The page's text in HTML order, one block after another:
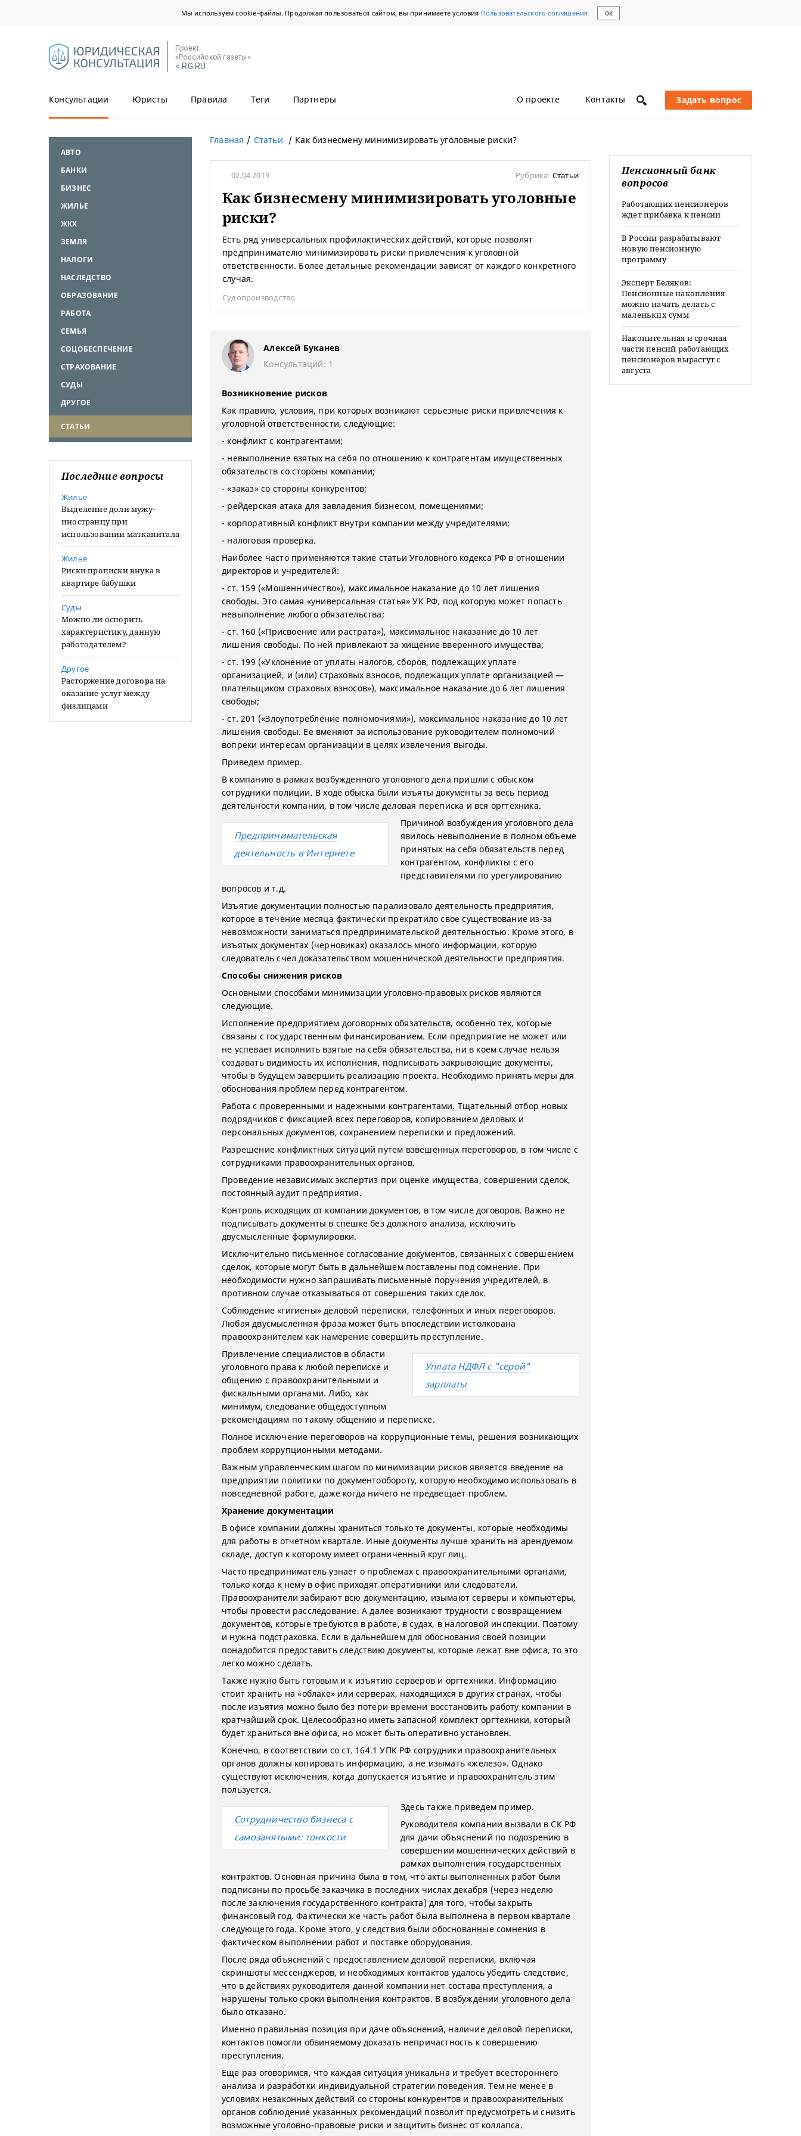
Мы используем cookie-файлы. Продолжая пользоваться сайтом, вы принимаете условия Пользовательского соглашения ОК
Проект
«Российской газеты»
< RG.RU
Консультации Юристы Правила Теги Партнеры О проекте Контакты Задать вопрос
АВТО
БАНКИ
БИЗНЕС
ЖИЛЬЕ
ЖКХ
ЗЕМЛЯ
НАЛОГИ
НАСЛЕДСТВО
ОБРАЗОВАНИЕ
РАБОТА
СЕМЬЯ
СОЦОБЕСПЕЧЕНИЕ
СТРАХОВАНИЕ
СУДЫ
ДРУГОЕ
СТАТЬИ
Последние вопросы
Жилье
Выделение доли мужу-
иностранцу при
использовании маткапитала
Жилье
Риски прописки внука в
квартире бабушки
Суды
Можно ли оспорить
характеристику, данную
работодателем?
Другое
Расторжение договора на
оказание услуг между
физлицами
Главная Статьи Как бизнесмену минимизировать уголовные риски?
02.04.2019 Рубрика: Статьи
Как бизнесмену минимизировать уголовные
риски?
Есть ряд универсальных профилактических действий, которые позволят
предпринимателю минимизировать риски привлечения к уголовной
ответственности. Более детальные рекомендации зависят от каждого конкретного
случая.
Судопроизводство
Алексей Буканев
Консультаций: 1
Возникновение рисков
Как правило, условия, при которых возникают серьезные риски привлечения к
уголовной ответственности, следующие:
- конфликт с контрагентами;
- невыполнение взятых на себя по отношению к контрагентам имущественных
обязательств со стороны компании;
- «заказ» со стороны конкурентов;
- рейдерская атака для завладения бизнесом, помещениями;
- корпоративный конфликт внутри компании между учредителями;
- налоговая проверка.
Наиболее часто применяются такие статьи Уголовного кодекса РФ в отношении
директоров и учредителей:
- ст. 159 («Мошенничество»), максимальное наказание до 10 лет лишения
свободы. Это самая «универсальная статья» УК РФ, под которую может попасть
невыполнение любого обязательства;
- ст. 160 («Присвоение или растрата»), максимальное наказание до 10 лет
лишения свободы. По ней привлекают за хищение вверенного имущества;
- ст. 199 («Уклонение от уплаты налогов, сборов, подлежащих уплате
организацией, и (или) страховых взносов, подлежащих уплате организацией —
плательщиком страховых взносов»), максимальное наказание до 6 лет лишения
свободы;
- ст. 201 («Злоупотребление полномочиями»), максимальное наказание до 10 лет
лишения свободы. Ее вменяют за использование руководителем полномочий
вопреки интересам организации в целях извлечения выгоды.
Приведем пример.
В компанию в рамках возбужденного уголовного дела пришли с обыском
сотрудники полиции. В ходе обыска были изъяты документы за весь период
деятельности компании, в том числе деловая переписка и вся оргтехника.
Предпринимательская
деятельность в Интернете
Причиной возбуждения уголовного дела
явилось невыполнение в полном объеме
принятых на себя обязательств перед
контрагентом, конфликты с его
представителями по урегулированию
вопросов и т.д.
Изъятие документации полностью парализовало деятельность предприятия,
которое в течение месяца фактически прекратило свое существование из-за
невозможности заниматься предпринимательской деятельностью. Кроме этого, в
изъятых документах (черновиках) оказалось много информации, которую
следователь счел доказательством мошеннической деятельности предприятия.
Способы снижения рисков
Основными способами минимизации уголовно-правовых рисков являются
следующие.
Исполнение предприятием договорных обязательств, особенно тех, которые
связаны с государственным финансированием. Если предприятие не может или
не успевает исполнить взятые на себя обязательства, ни в коем случае нельзя
создавать видимость их исполнения, подписывать закрывающие документы,
чтобы в будущем завершить реализацию проекта. Необходимо принять меры для
обоснования проблем перед контрагентом.
Работа с проверенными и надежными контрагентами. Тщательный отбор новых
подрядчиков с фиксацией всех переговоров, копированием деловых и
персональных документов, сохранением переписки и предложений.
Разрешение конфликтных ситуаций путем взвешенных переговоров, в том числе с
сотрудниками правоохранительных органов.
Проведение независимых экспертиз при оценке имущества, совершении сделок,
постоянный аудит предприятия.
Контроль исходящих от компании документов, в том числе договоров. Важно не
подписывать документы в спешке без должного анализа, исключить
двусмысленные формулировки.
Исключительно письменное согласование документов, связанных с совершением
сделок, которые могут быть в дальнейшем поставлены под сомнение. При
необходимости нужно запрашивать письменные поручения учредителей, в
противном случае отказываться от совершения таких сделок.
Соблюдение «гигиены» деловой переписки, телефонных и иных переговоров.
Любая двусмысленная фраза может быть впоследствии истолкована
правоохранителем как намерение совершить преступление.
Уплата НДФЛ с "серой"
зарплаты
Привлечение специалистов в области
уголовного права к любой переписке и
общению с правоохранительными и
фискальными органами. Либо, как
минимум, следование общедоступным
рекомендациям по такому общению и переписке.
Полное исключение переговоров на коррупционные темы, решения возникающих
проблем коррупционными методами.
Важным управленческим шагом по минимизации рисков является введение на
предприятии политики по документообороту, которую необходимо использовать в
повседневной работе, даже когда ничего не предвещает проблем.
Хранение документации
В офисе компании должны храниться только те документы, которые необходимы
для работы в отчетном квартале. Иные документы лучше хранить на арендуемом
складе, доступ к которому имеет ограниченный круг лиц.
Часто предприниматель узнает о проблемах с правоохранительными органами,
только когда к нему в офис приходят оперативники или следователи.
Правоохранители забирают всю документацию, изымают серверы и компьютеры,
чтобы провести расследование. А далее возникают трудности с возвращением
документов, которые требуются в работе, в судах, в налоговой инспекции. Поэтому
и нужна подстраховка. Если в дальнейшем для обоснования своей позиции
понадобится предоставить следствию документы, которые лежат вне офиса, то это
легко можно сделать.
Также нужно быть готовым и к изъятию серверов и оргтехники. Информацию
стоит хранить на «облаке» или серверах, находящихся в других странах, чтобы
после изъятия можно было без потери времени восстановить работу компании в
кратчайший срок. Целесообразно иметь запасной комплект оргтехники, который
будет храниться вне офиса, но может быть оперативно установлен.
Конечно, в соответствии со ст. 164.1 УПК РФ сотрудники правоохранительных
органов должны копировать информацию, а не изымать «железо». Однако
существуют исключения, когда допускается изъятие и правоохранитель этим
пользуется.
Сотрудничество бизнеса с
самозанятыми: тонкости
Здесь также приведем пример.
Руководителя компании вызвали в СК РФ
для дачи объяснений по подозрению в
совершении мошеннических действий в
рамках выполнения государственных
контрактов. Основная причина была в том, что акты выполненных работ были
подписаны по просьбе заказчика в последних числах декабря (через неделю
после заключения государственного контракта) для того, чтобы закрыть
финансовый год. Фактически же часть работ была выполнена в первом квартале
следующего года. Кроме этого, у следствия были обоснованные сомнения в
фактическом выполнении работ и поставке оборудования.
После ряда объяснений с предоставлением деловой переписки, включая
скриншоты мессенджеров, и необходимых контактов удалось убедить следствие,
что в действиях руководителя данной компании нет состава преступления, а
нарушены только сроки выполнения контрактов. В возбуждении уголовного дела
было отказано.
Именно правильная позиция при даче объяснений, наличие деловой переписки,
контактов помогли обвиняемому доказать непричастность к совершению
преступления.
Еще раз оговоримся, что каждая ситуация уникальна и требует всестороннего
анализа и разработки индивидуальной стратегии поведения. Тем не менее в
условиях незаконных действий со стороны конкурентов и правоохранительных
органов соблюдение указанных рекомендаций позволит предусмотреть и снизить
возможные уголовно-правовые риски и защитить бизнес от коллапса.
Пенсионный банк
вопросов
Работающих пенсионеров
ждет прибавка к пенсии
В России разрабатывают
новую пенсионную
программу
Эксперт Беляков:
Пенсионные накопления
можно начать делать с
маленьких сумм
Накопительная и срочная
части пенсий работающих
пенсионеров вырастут с
августа